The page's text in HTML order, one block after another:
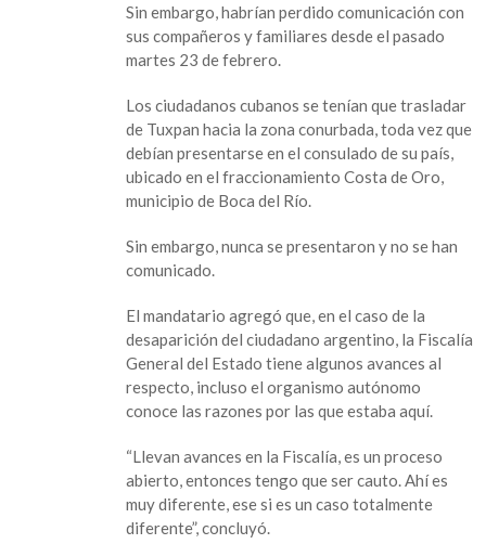
Sin embargo, habrían perdido comunicación con
sus compañeros y familiares desde el pasado
martes 23 de febrero.
Los ciudadanos cubanos se tenían que trasladar
de Tuxpan hacia la zona conurbada, toda vez que
debían presentarse en el consulado de su país,
ubicado en el fraccionamiento Costa de Oro,
municipio de Boca del Río.
Sin embargo, nunca se presentaron y no se han
comunicado.
El mandatario agregó que, en el caso de la
desaparición del ciudadano argentino, la Fiscalía
General del Estado tiene algunos avances al
respecto, incluso el organismo autónomo
conoce las razones por las que estaba aquí.
“Llevan avances en la Fiscalía, es un proceso
abierto, entonces tengo que ser cauto. Ahí es
muy diferente, ese si es un caso totalmente
diferente”, concluyó.